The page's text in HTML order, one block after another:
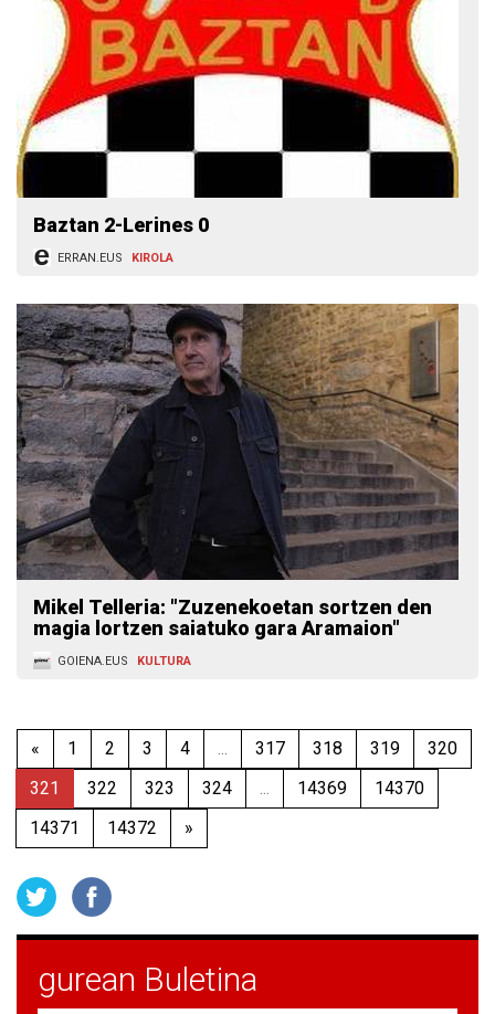
Baztan 2-Lerines 0
ERRAN.EUS KIROLA
Mikel Telleria: "Zuzenekoetan sortzen den
magia lortzen saiatuko gara Aramaion"
GOIENA.EUS KULTURA
« 1 2 3 4 ... 317 318 319
320
321
322 323 324 ... 14369
14370
14371
14372 »
gurean Buletina